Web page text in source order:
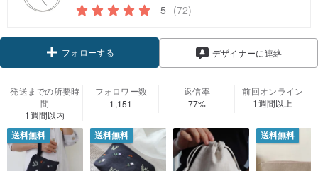
5 (72)
フォローする デザイナーに連絡
発送までの所要時
間
1週間以内
フォロワー数
1,151
返信率
77%
前回オンライン
1週間以上
送料無料 送料無料 送料無料